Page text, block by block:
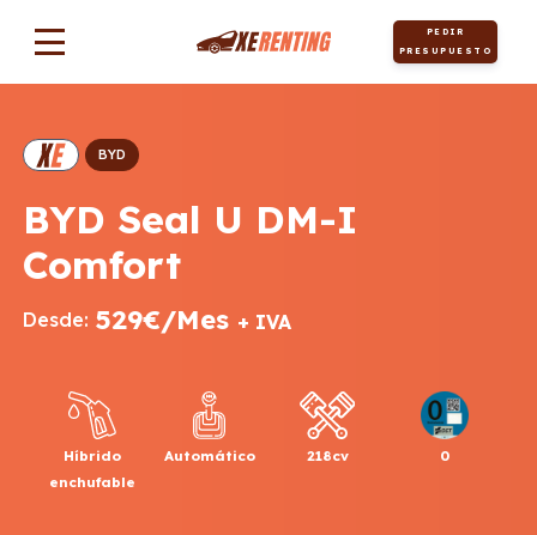
PEDIR
PRESUPUESTO
BYD
BYD Seal U DM-I
Comfort
Desde: 529€/Mes + IVA
Híbrido
enchufable
Automático 218cv 0